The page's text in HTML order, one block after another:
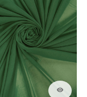
visibility